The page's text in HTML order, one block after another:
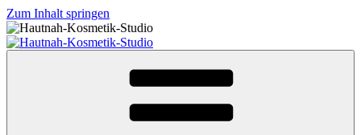
Zum Inhalt springen
Hautnah-Kosmetik-Studio
Ihre Kosmetikerin in Neuried – Altenheim